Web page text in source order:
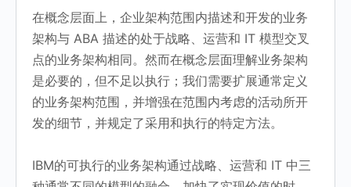
在概念层面上，企业架构范围内描述和开发的业务
架构与 ABA 描述的处于战略、运营和 IT 模型交叉
点的业务架构相同。然而在概念层面理解业务架构
是必要的，但不足以执行；我们需要扩展通常定义
的业务架构范围，并增强在范围内考虑的活动所开
发的细节，并规定了采用和执行的特定方法。
IBM的可执行的业务架构通过战略、运营和 IT 中三